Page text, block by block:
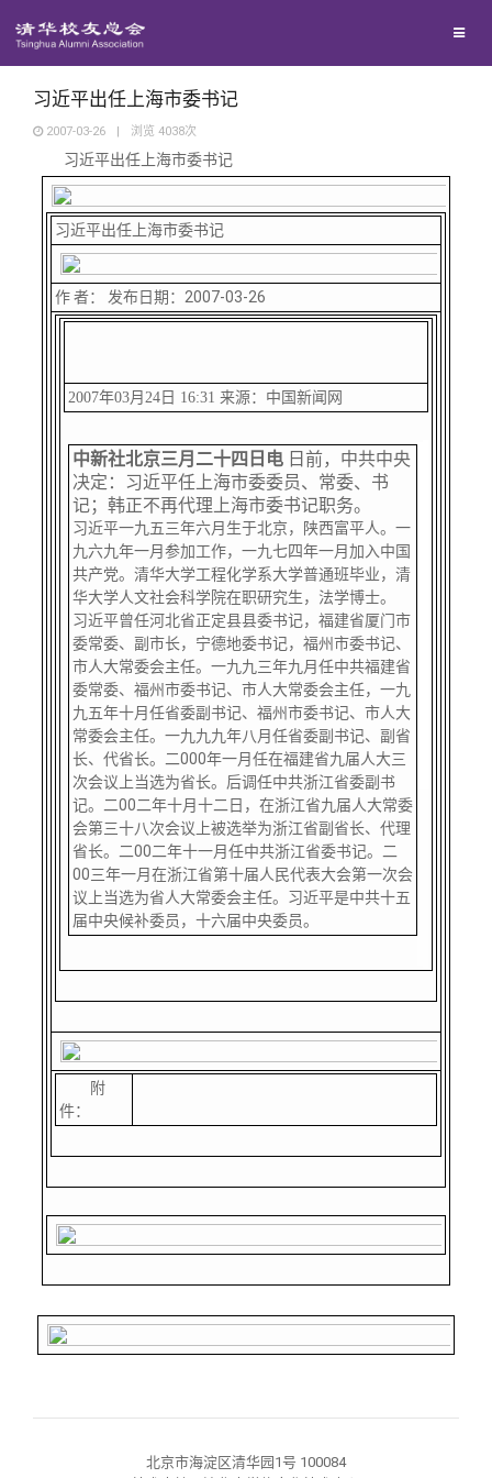
地区联络
年级联络
院系校友工作
专业委员会
回馈母校
捐赠项目
捐赠新闻
捐赠纪事
媒体平台
《清华校友通讯》
《水木清华》
百年清华
清华人物
校友文苑
校友讲坛
校友视界
校友服务
三创大赛
实用信息
会长致辞
总会章程
理事会名单
制度法规
联系我们
习近平出任上海市委书记
2007-03-26 | 浏览 4038次
习近平出任上海市委书记
习近平出任上海市委书记
作 者： 发布日期：2007-03-26
2007年03月24日 16:31 来源：中国新闻网
中新社北京三月二十四日电日前，中共中央
决定：习近平任上海市委委员、常委、书
记；韩正不再代理上海市委书记职务。
习近平一九五三年六月生于北京，陕西富平人。一
九六九年一月参加工作，一九七四年一月加入中国
共产党。清华大学工程化学系大学普通班毕业，清
华大学人文社会科学院在职研究生，法学博士。
习近平曾任河北省正定县县委书记，福建省厦门市
委常委、副市长，宁德地委书记，福州市委书记、
市人大常委会主任。一九九三年九月任中共福建省
委常委、福州市委书记、市人大常委会主任，一九
九五年十月任省委副书记、福州市委书记、市人大
常委会主任。一九九九年八月任省委副书记、副省
长、代省长。二000年一月任在福建省九届人大三
次会议上当选为省长。后调任中共浙江省委副书
记。二00二年十月十二日，在浙江省九届人大常委
会第三十八次会议上被选举为浙江省副省长、代理
省长。二00二年十一月任中共浙江省委书记。二
00三年一月在浙江省第十届人民代表大会第一次会
议上当选为省人大常委会主任。习近平是中共十五
届中央候补委员，十六届中央委员。
附
件：
北京市海淀区清华园1号 100084